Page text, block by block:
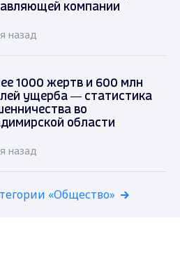
компании
назад
1000 жертв и 600 млн
ущерба — статистика
во
области
назад
«Общество»